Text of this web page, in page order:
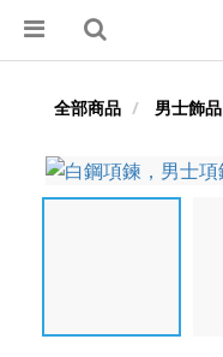
全部商品 男士飾品